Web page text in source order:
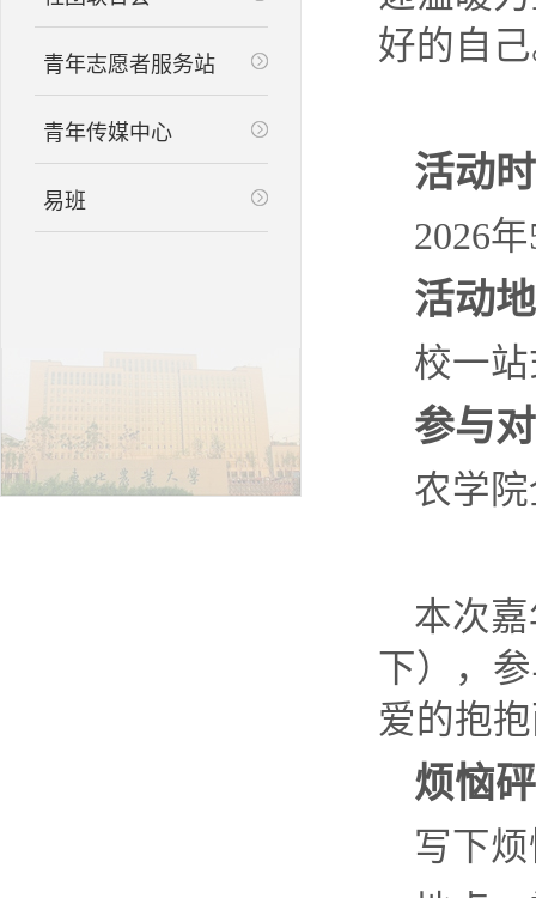
青年志愿者服务站
青年传媒中心
易班
好的自
活动
2026
活动
校一
参与
农学
本次
下），
爱的抱
烦恼
写下